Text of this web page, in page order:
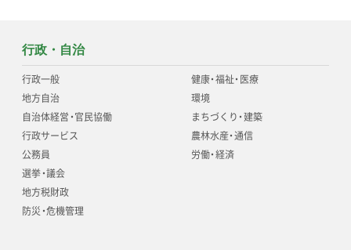
行政・自治
行政一般
地方自治
自治体経営・官民協働
行政サービス
公務員
選挙・議会
地方税財政
防災・危機管理
健康・福祉・医療
環境
まちづくり・建築
農林水産・通信
労働・経済